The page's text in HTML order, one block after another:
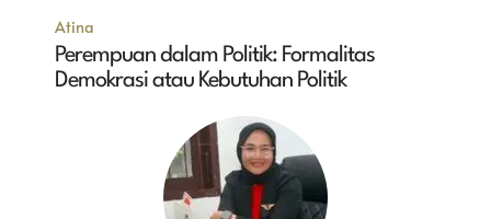
Atina
Perempuan dalam Politik: Formalitas
Demokrasi atau Kebutuhan Politik